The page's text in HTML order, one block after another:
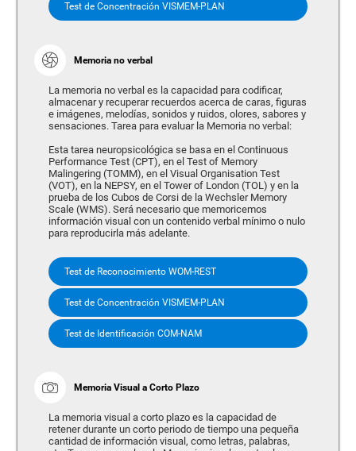
Test de Concentración VISMEM-PLAN
Memoria no verbal
La memoria no verbal es la capacidad para codificar,
almacenar y recuperar recuerdos acerca de caras, figuras
e imágenes, melodías, sonidos y ruidos, olores, sabores y
sensaciones. Tarea para evaluar la Memoria no verbal:
Esta tarea neuropsicológica se basa en el Continuous
Performance Test (CPT), en el Test of Memory
Malingering (TOMM), en el Visual Organisation Test
(VOT), en la NEPSY, en el Tower of London (TOL) y en la
prueba de los Cubos de Corsi de la Wechsler Memory
Scale (WMS). Será necesario que memoricemos
información visual con un contenido verbal mínimo o nulo
para reproducirla más adelante.
Test de Reconocimiento WOM-REST
Test de Concentración VISMEM-PLAN
Test de Identificación COM-NAM
Memoria Visual a Corto Plazo
La memoria visual a corto plazo es la capacidad de
retener durante un corto periodo de tiempo una pequeña
cantidad de información visual, como letras, palabras,